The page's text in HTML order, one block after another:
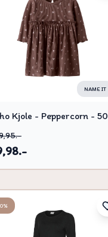
NAME IT
Kjole - Peppercorn - 50